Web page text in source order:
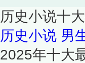
历史小说十
历史小说 男
2025年十大